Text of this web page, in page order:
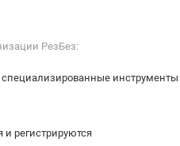
РезБез:
инструменты
и регистрируются